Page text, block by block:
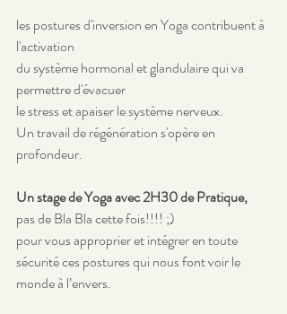
les postures d'inversion en Yoga contribuent à
l'activation
du système hormonal et glandulaire qui va
permettre d'évacuer
le stress et apaiser le système nerveux.
Un travail de régénération s'opère en
profondeur.
Un stage de Yoga avec 2H30 de Pratique,
pas de Bla Bla cette fois!!!! ;)
pour vous approprier et intégrer en toute
sécurité ces postures qui nous font voir le
monde à l’envers.